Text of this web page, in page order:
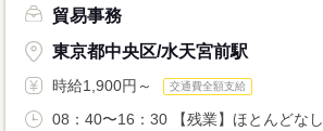
貿易事務
東京都中央区/水天宮前駅
時給1,900円～ 交通費全額支給
08：40〜16：30 【残業】ほとんどなし